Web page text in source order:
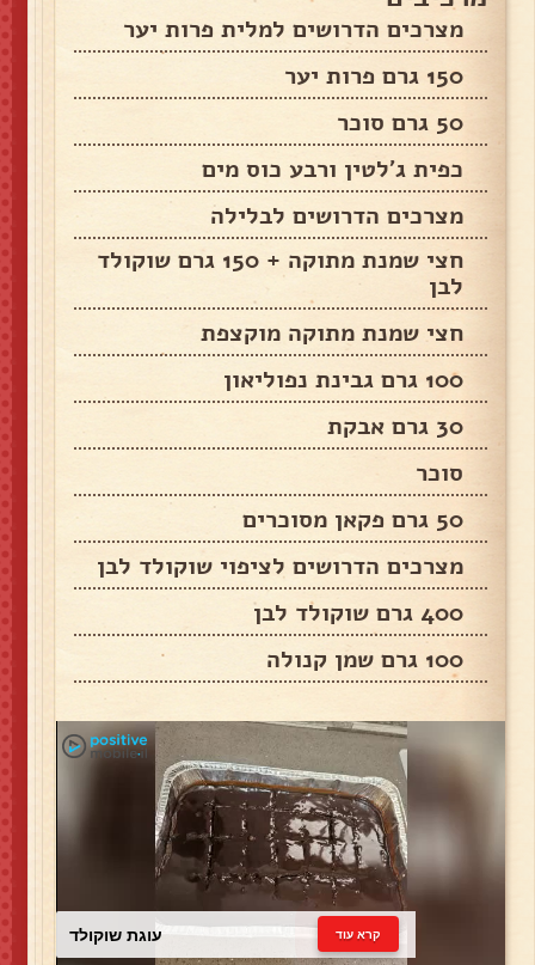
מצרכים הדרושים למלית פרות יער
150 גרם פרות יער
50 גרם סוכר
כפית ג'לטין ורבע כוס מים
מצרכים הדרושים לבלילה
חצי שמנת מתוקה + 150 גרם שוקולד
לבן
חצי שמנת מתוקה מוקצפת
100 גרם גבינת נפוליאון
30 גרם אבקת
סוכר
50 גרם פקאן מסוכרים
מצרכים הדרושים לציפוי שוקולד לבן
400 גרם שוקולד לבן
100 גרם שמן קנולה
עוגת שוקולד קרא עוד